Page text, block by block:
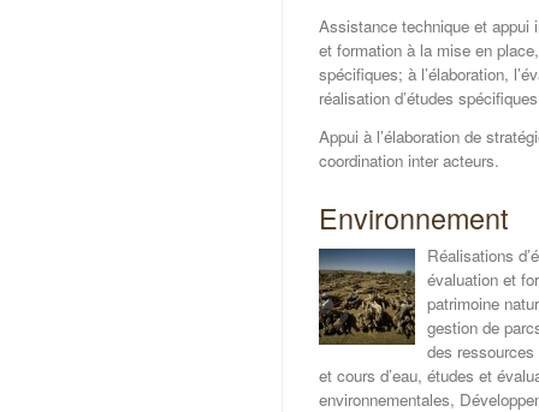
Assistance technique et appui
et formation à la mise en
spécifiques; à l’élaboration,
réalisation d’études
Appui à l’élaboration de
coordination inter acteurs.
Environnement
Réalisations
évaluation et
patrimoine
gestion de
des
et cours d’eau, études et
environnementales,